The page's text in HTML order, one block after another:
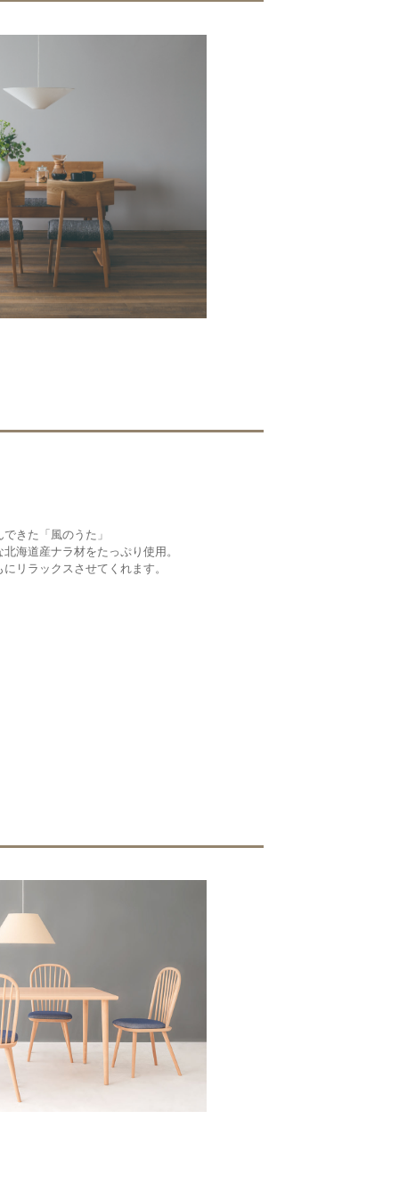
きた「風のうた」
海道産ナラ材をたっぷり使用。
リラックスさせてくれます。